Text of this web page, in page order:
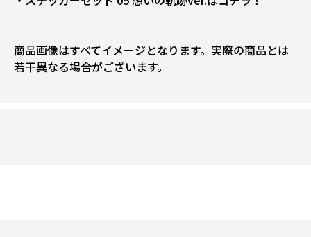
商品画像はすべてイメージとなります。実際の商品とは
若干異なる場合がございます。